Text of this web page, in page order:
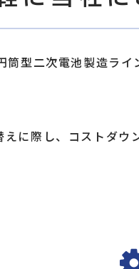
型二次電池製造ラ
に際し、コストダ